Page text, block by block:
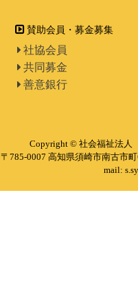
賛助会員・募金募集
社協会員
共同募金
善意銀行
Copyright © 社会福祉法人
〒785-0007 高知県須崎市南古市
mail: